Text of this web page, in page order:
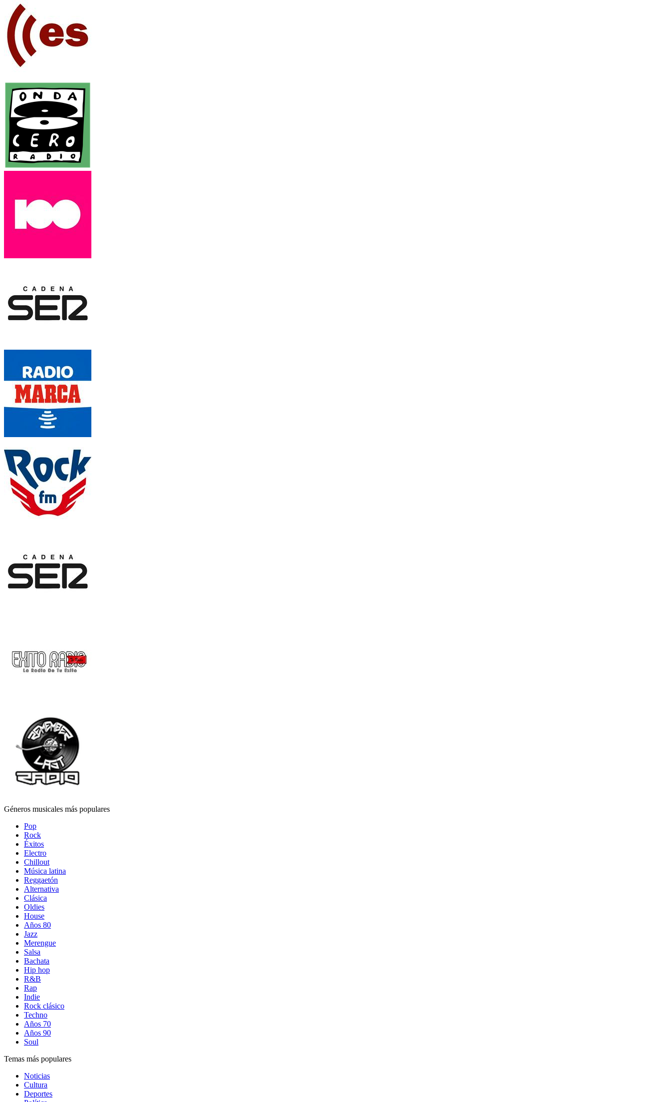
Géneros musicales más populares
Pop
Rock
Éxitos
Electro
Chillout
Música latina
Reggaetón
Alternativa
Clásica
Oldies
House
Años 80
Jazz
Merengue
Salsa
Bachata
Hip hop
R&B
Rap
Indie
Rock clásico
Techno
Años 70
Años 90
Soul
Temas más populares
Noticias
Cultura
Deportes